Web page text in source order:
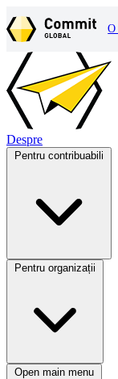
O
Despre
Pentru contribuabili
Pentru organizații
Open main menu